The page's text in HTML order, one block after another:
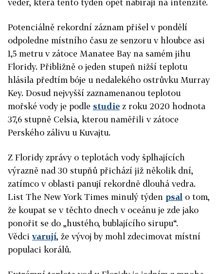
veder, která tento týden opět nabírají na intenzitě.
Potenciálně rekordní záznam přišel v pondělí
odpoledne místního času ze senzoru v hloubce asi
1,5 metru v zátoce Manatee Bay na samém jihu
Floridy. Přibližně o jeden stupeň nižší teplotu
hlásila předtím bóje u nedalekého ostrůvku Murray
Key. Dosud nejvyšší zaznamenanou teplotou
mořské vody je podle studie z roku 2020 hodnota
37,6 stupně Celsia, kterou naměřili v zátoce
Perského zálivu u Kuvajtu.
Z Floridy zprávy o teplotách vody šplhajících
výrazně nad 30 stupňů přichází již několik dní,
zatímco v oblasti panují rekordně dlouhá vedra.
List The New York Times minulý týden psal o tom,
že koupat se v těchto dnech v oceánu je zde jako
ponořit se do „hustého, bublajícího sirupu“.
Vědcivarují, že vývoj by mohl zdecimovat místní
populaci korálů.